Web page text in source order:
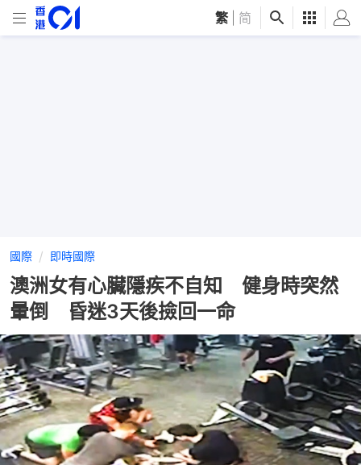
繁 简
國際 即時國際
澳洲女有心臟隱疾不自知 健身時突然
暈倒 昏迷3天後撿回一命